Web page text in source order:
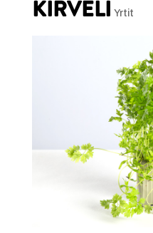
KIRVELI Yrtit